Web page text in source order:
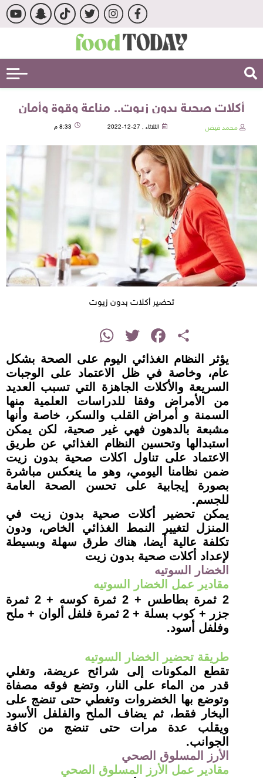
أكلات صحية بدون زيوت.. مناعة وقوة وأمان
محمد فيض الثلاثاء , 27-12-2022 8:33 م
تحضير أكلات بدون زيوت
Share
Facebook
Twitter
WhatsApp
يؤثر النظام الغذائي اليوم على الصحة بشكل
عام، وخاصة في ظل الاعتماد على الوجبات
السريعة والأكلات الجاهزة التي تسبب العديد
من الأمراض وفقا للدراسات العلمية منها
السمنة و أمراض القلب والسكر، خاصة وأنها
مشبعة بالدهون فهي غير صحية، لكن يمكن
استبدالها وتحسين النظام الغذائي عن طريق
الاعتماد على تناول اكلات صحية بدون زيت
ضمن نظامنا اليومي، وهو ما ينعكس مباشرة
بصورة إيجابية على تحسن الصحة العامة
للجسم.
يمكن تحضير أكلات صحية بدون زيت في
المنزل لتغيير النمط الغذائي الخاص، ودون
تكلفة عالية أيضا، هناك طرق سهلة وبسيطة
لإعداد أكلات صحية بدون زيت
الخضار السوتيه
مقادير عمل الخضار السوتيه
2 ثمرة بطاطس + 2 ثمرة كوسه + 2 ثمرة
جزر + كوب بسلة + 2 ثمرة فلفل ألوان + ملح
وفلفل أسود.
طريقة تحضير الخضار السوتيه
تقطع المكونات إلى شرائح عريضة، وتغلي
قدر من الماء على النار، وتضع فوقه مصفاة
وتوضع بها الخضروات وتغطي حتى تنضج على
البخار فقط، ثم يضاف الملح والفلفل الأسود
ويقلب عدة مرات حتى تنضج من كافة
الجوانب.
الأرز المسلوق الصحي
مقادير عمل الأرز المسلوق الصحي